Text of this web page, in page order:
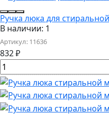
Ручка люка для
В наличии: 1
Артикул: 11636
832₽